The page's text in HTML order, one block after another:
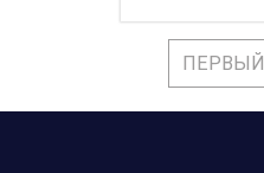
ПЕРВЫЙ